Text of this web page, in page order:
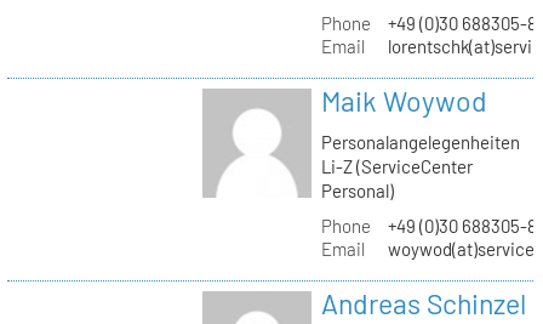
Phone
+49 (0)30 688305-
Email
Maik Woywod
Personalangelegenheiten
Li-Z (ServiceCenter
Personal)
Phone
+49 (0)30 688305-
Email
Andreas Schinzel